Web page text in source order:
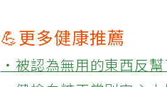
💪更多健康推薦
‧被認為無用的東西反